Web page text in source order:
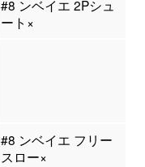
#8 ンベイエ 2Pシュ
ート×
#8 ンベイエ フリー
スロー×